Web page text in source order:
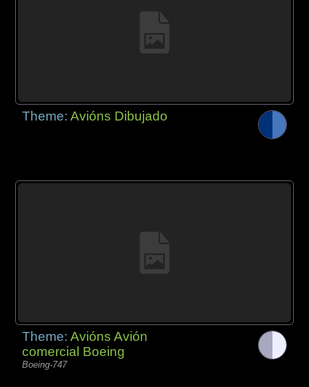
Theme:Avións Dibujado
Theme:Avións Avión
comercial Boeing
Boeing-747